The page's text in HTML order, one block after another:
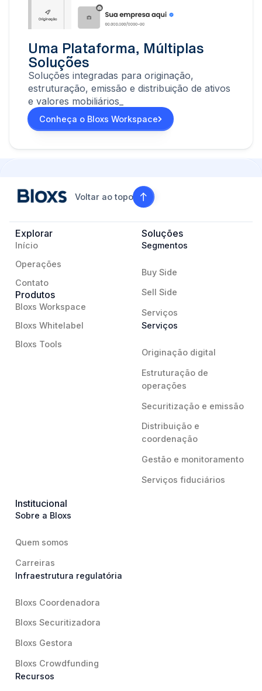
Uma Plataforma, Múltiplas
Soluções
Soluções integradas para originação,
estruturação, emissão e distribuição de ativos
e valores mobiliários_
Conheça o Bloxs Workspace
Voltar ao topo
Explorar
Início
Operações
Contato
Produtos
Bloxs Workspace
Bloxs Whitelabel
Bloxs Tools
Soluções
Segmentos
Buy Side
Sell Side
Serviços
Serviços
Originação digital
Estruturação de
operações
Securitização e emissão
Distribuição e
coordenação
Gestão e monitoramento
Serviços fiduciários
Institucional
Sobre a Bloxs
Quem somos
Carreiras
Infraestrutura regulatória
Bloxs Coordenadora
Bloxs Securitizadora
Bloxs Gestora
Bloxs Crowdfunding
Recursos